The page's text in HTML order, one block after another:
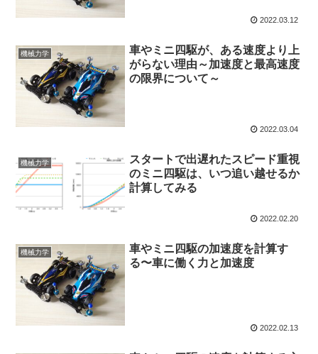
2022.03.12
機械力学
車やミニ四駆が、ある速度より上
がらない理由～加速度と最高速度
の限界について～
2022.03.04
機械力学
スタートで出遅れたスピード重視
のミニ四駆は、いつ追い越せるか
計算してみる
2022.02.20
機械力学
車やミニ四駆の加速度を計算す
る〜車に働く力と加速度
2022.02.13